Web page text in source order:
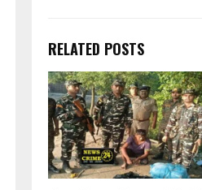
RELATED POSTS